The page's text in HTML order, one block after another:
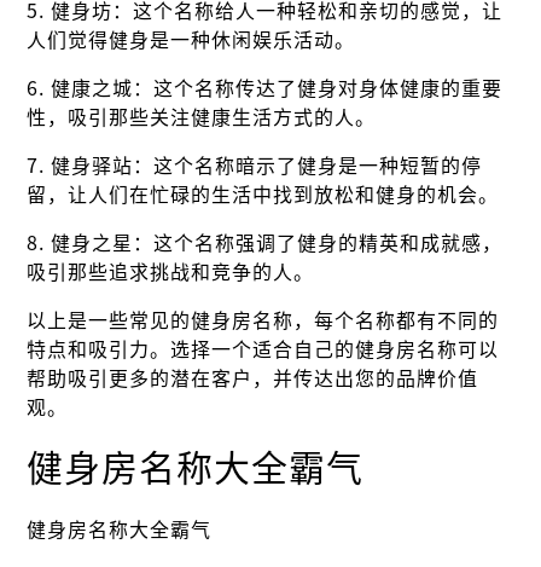
5. 健身坊：这个名称给人一种轻松和亲切的感觉，让
人们觉得健身是一种休闲娱乐活动。
6. 健康之城：这个名称传达了健身对身体健康的重要
性，吸引那些关注健康生活方式的人。
7. 健身驿站：这个名称暗示了健身是一种短暂的停
留，让人们在忙碌的生活中找到放松和健身的机会。
8. 健身之星：这个名称强调了健身的精英和成就感，
吸引那些追求挑战和竞争的人。
以上是一些常见的健身房名称，每个名称都有不同的
特点和吸引力。选择一个适合自己的健身房名称可以
帮助吸引更多的潜在客户，并传达出您的品牌价值
观。
健身房名称大全霸气
健身房名称大全霸气